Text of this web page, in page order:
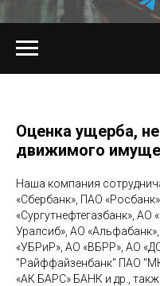
Оценка ущерба,
движимого
Наша компания
«Сбербанк», ПАО
«Сургутнефтегазбанк»,
Уралсиб», АО
«УБРиР», АО «ВБРР», АО
"Райффайзенбанк" ПАО
«АК БАРС» БАНК и др.,